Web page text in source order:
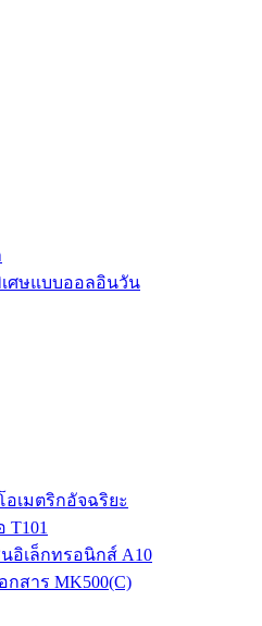
ศษแบบออลอินวัน
อเมตริกอัจฉริยะ
T101
อิเล็กทรอนิกส์ A10
กสาร MK500(C)